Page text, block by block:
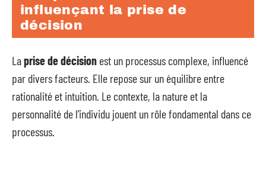
influençant la prise de
décision
Laprise de décision est un processus complexe, influencé
par divers facteurs. Elle repose sur un équilibre entre
rationalité et intuition. Le contexte, la nature et la
personnalité de l’individu jouent un rôle fondamental dans ce
processus.